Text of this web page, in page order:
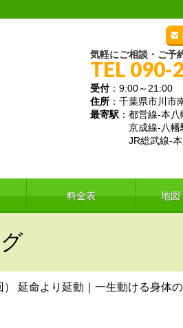
気軽にご相談・ご予
TEL 090-
受付：9:00～
住所 ：千葉県市川
最寄駅 ：都営線-本八
京成線-八幡
JR総武線-本
料金表 地図
） 延命より延動｜一生動ける身体